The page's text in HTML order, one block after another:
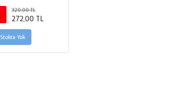
320,00 TL
272,00 TL
Stokta Yok